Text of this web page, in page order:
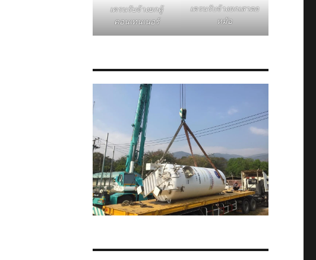
เครนรับจ้างยกตู้
คอนเทนเนอร์
เครนรับจ้างยกเสาตอ
หม้อ